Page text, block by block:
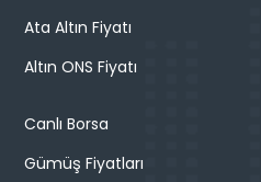
Ata Altın Fiyatı
Altın ONS Fiyatı
Canlı Borsa
Gümüş Fiyatları